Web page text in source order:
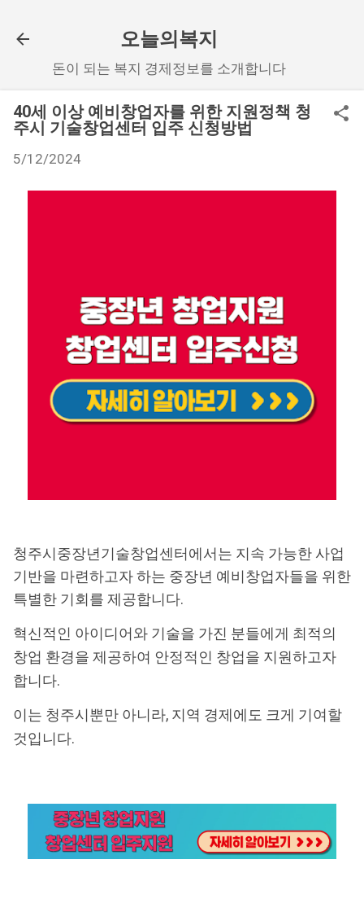
오늘의복지
돈이 되는 복지 경제정보를 소개합니다
40세 이상 예비창업자를 위한 지원정책 청
주시 기술창업센터 입주 신청방법
5/12/2024
청주시중장년기술창업센터에서는 지속 가능한 사업
기반을 마련하고자 하는 중장년 예비창업자들을 위한
특별한 기회를 제공합니다.
혁신적인 아이디어와 기술을 가진 분들에게 최적의
창업 환경을 제공하여 안정적인 창업을 지원하고자
합니다.
이는 청주시뿐만 아니라, 지역 경제에도 크게 기여할
것입니다.